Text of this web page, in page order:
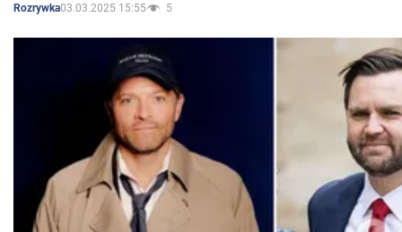
Rozrywka03.03.2025 15:55 5